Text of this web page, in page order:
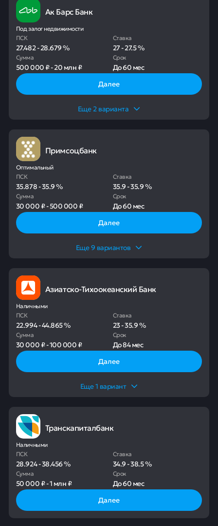
Ак Барс Банк
Под залог недвижимости
ПСК
27.482-28.679%
Ставка
27-27.5%
Сумма
500 000 ₽-20 млн ₽
Срок
До60 мес
Далее
Еще2 варианта
Примсоцбанк
Оптимальный
ПСК
35.878-35.9%
Ставка
35.9-35.9%
Сумма
30 000 ₽-500 000 ₽
Срок
До60 мес
Далее
Еще9 вариантов
Азиатско-Тихоокеанский Банк
Наличными
ПСК
22.994-44.865%
Ставка
23-35.9%
Сумма
30 000 ₽-100 000 ₽
Срок
До84 мес
Далее
Еще1 вариант
Транскапиталбанк
Наличными
ПСК
28.924-38.456%
Ставка
34.9-38.5%
Сумма
50 000 ₽-1 млн ₽
Срок
До60 мес
Далее